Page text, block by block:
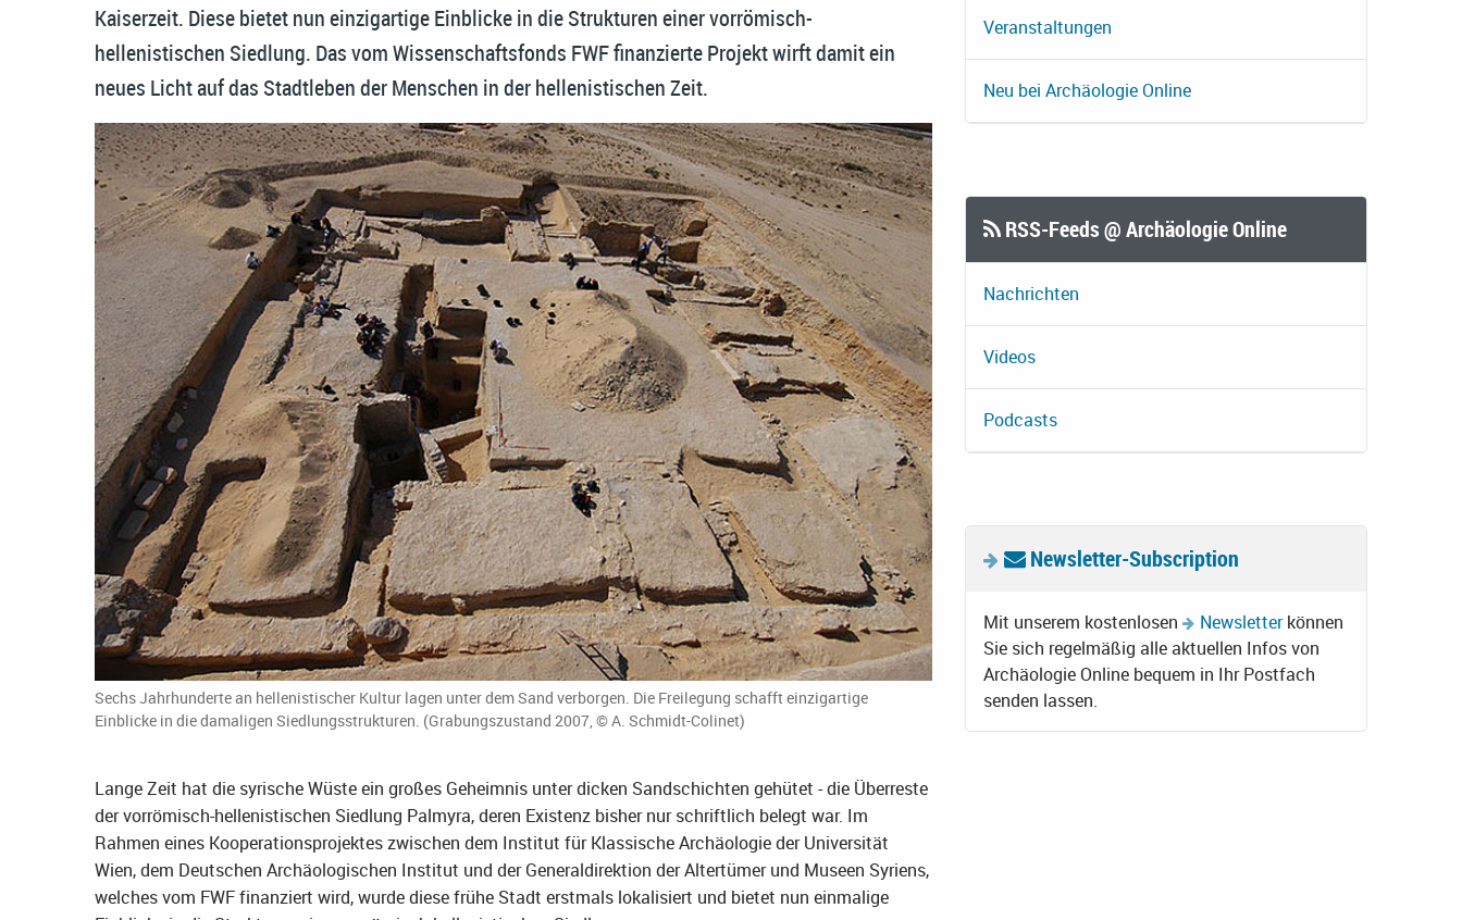
Kaiserzeit. Diese bietet nun einzigartige Einblicke in die Strukturen einer vorrömisch-
hellenistischen Siedlung. Das vom Wissenschaftsfonds FWF finanzierte Projekt wirft damit ein
neues Licht auf das Stadtleben der Menschen in der hellenistischen Zeit.
Sechs Jahrhunderte an hellenistischer Kultur lagen unter dem Sand verborgen. Die Freilegung schafft einzigartige
Einblicke in die damaligen Siedlungsstrukturen. (Grabungszustand 2007, © A. Schmidt-Colinet)
Lange Zeit hat die syrische Wüste ein großes Geheimnis unter dicken Sandschichten gehütet - die Überreste
der vorrömisch-hellenistischen Siedlung Palmyra, deren Existenz bisher nur schriftlich belegt war. Im
Rahmen eines Kooperationsprojektes zwischen dem Institut für Klassische Archäologie der Universität
Wien, dem Deutschen Archäologischen Institut und der Generaldirektion der Altertümer und Museen Syriens,
welches vom FWF finanziert wird, wurde diese frühe Stadt erstmals lokalisiert und bietet nun einmalige
Veranstaltungen
Neu bei Archäologie Online
RSS-Feeds @ Archäologie Online
Nachrichten
Videos
Podcasts
Newsletter-Subscription
Mit unserem kostenlosen Newsletterkönnen
Sie sich regelmäßig alle aktuellen Infos von
Archäologie Online bequem in Ihr Postfach
senden lassen.